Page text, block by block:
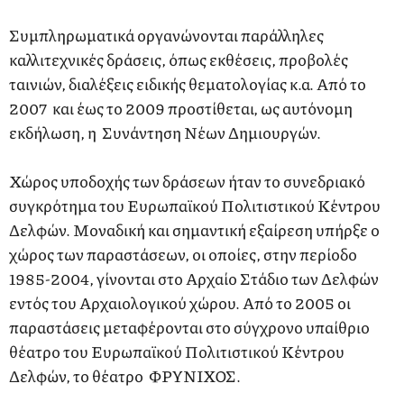
Συμπληρωματικά οργανώνονται παράλληλες
καλλιτεχνικές δράσεις, όπως εκθέσεις, προβολές
ταινιών, διαλέξεις ειδικής θεματολογίας κ.α. Από το
2007 και έως το 2009 προστίθεται, ως αυτόνομη
εκδήλωση, η Συνάντηση Νέων Δημιουργών.
Χώρος υποδοχής των δράσεων ήταν το συνεδριακό
συγκρότημα του Ευρωπαϊκού Πολιτιστικού Κέντρου
Δελφών. Μοναδική και σημαντική εξαίρεση υπήρξε ο
χώρος των παραστάσεων, οι οποίες, στην περίοδο
1985-2004, γίνονται στο Αρχαίο Στάδιο των Δελφών
εντός του Αρχαιολογικού χώρου. Από το 2005 οι
παραστάσεις μεταφέρονται στο σύγχρονο υπαίθριο
θέατρο του Ευρωπαϊκού Πολιτιστικού Κέντρου
Δελφών, το θέατρο ΦΡΥΝΙΧΟΣ.